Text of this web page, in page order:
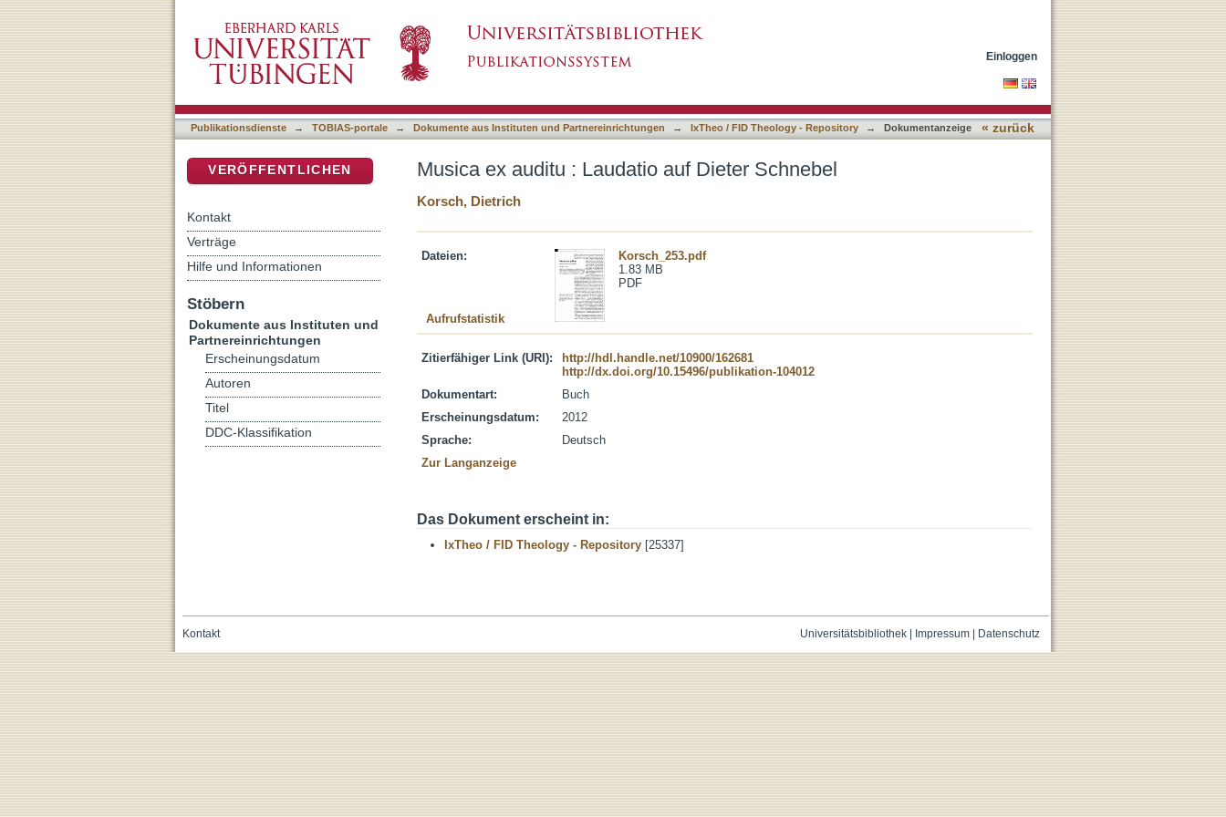
Einloggen
Publikationsdienste → TOBIAS-portale → Dokumente aus Instituten und Partnereinrichtungen → IxTheo / FID Theology - Repository → Dokumentanzeige « zurück
Musica ex auditu : Laudatio auf Dieter Schnebel
Korsch, Dietrich
Dateien:
Korsch_253.pdf
1.83 MB
PDF
Aufrufstatistik
Zitierfähiger Link (URI):
http://hdl.handle.net/10900/162681
http://dx.doi.org/10.15496/publikation-104012
Dokumentart:
Buch
Erscheinungsdatum:
2012
Sprache:
Deutsch
Zur Langanzeige
Das Dokument erscheint in:
IxTheo / FID Theology - Repository [25337]
VERÖFFENTLICHEN
Kontakt
Verträge
Hilfe und Informationen
Stöbern
Dokumente aus Instituten und
Partnereinrichtungen
Erscheinungsdatum
Autoren
Titel
DDC-Klassifikation
Universitätsbibliothek| Impressum| Datenschutz
Kontakt